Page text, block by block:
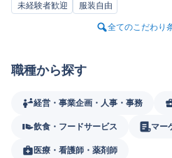
未経験者歓迎
服装自由
全てのこだわり
職種から探す
経営・事業企画・人事・事務
飲食・フードサービス マー
医療・看護師・薬剤師